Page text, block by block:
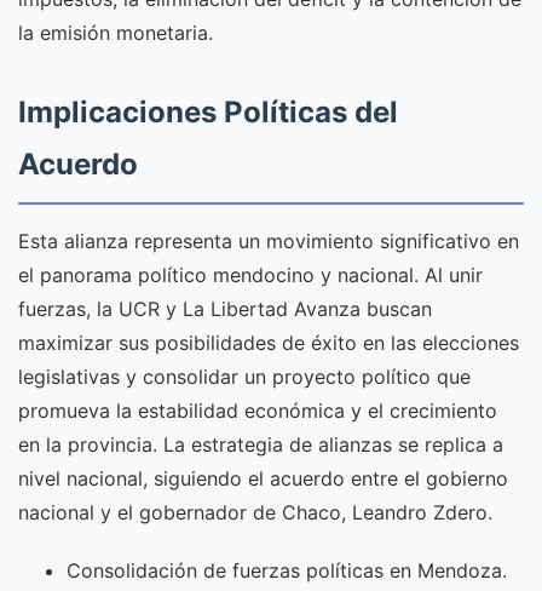
la emisión monetaria.
Implicaciones Políticas del
Acuerdo
Esta alianza representa un movimiento significativo en
el panorama político mendocino y nacional. Al unir
fuerzas, la UCR y La Libertad Avanza buscan
maximizar sus posibilidades de éxito en las elecciones
legislativas y consolidar un proyecto político que
promueva la estabilidad económica y el crecimiento
en la provincia. La estrategia de alianzas se replica a
nivel nacional, siguiendo el acuerdo entre el gobierno
nacional y el gobernador de Chaco, Leandro Zdero.
Consolidación de fuerzas políticas en Mendoza.